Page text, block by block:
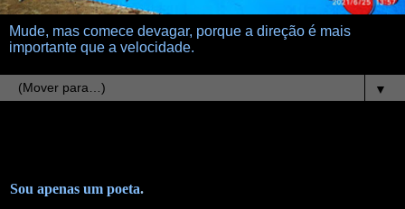
Mude, mas comece devagar, porque a direção é mais
importante que a velocidade.
▼
Sou apenas um poeta.